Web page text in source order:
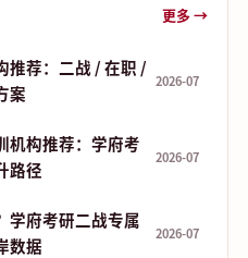
更多 →
推荐：二战 / 在职 /
案
2026-07
机构推荐：学府考
路径
2026-07
学府考研二战专属
数据
2026-07